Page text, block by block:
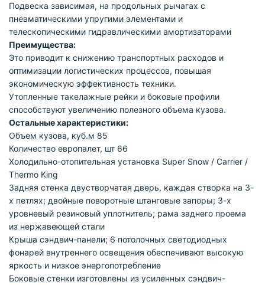
Подвеска зависимая, на продольных рычагах с
пневматическими упругими элементами и
телескопическими гидравлическими амортизаторами
Преимущества:
Это приводит к снижению транспортных расходов и
оптимизации логистических процессов, повышая
экономическую эффективность техники.
Утопленные такелажные рейки и боковые профили
способствуют увеличению полезного объема кузова.
Остальные характеристики:
Объем кузова, куб.м 85
Количество европалет, шт 66
Холодильно-отопительная установка Super Snow / Carrier /
Thermo King
Задняя стенка двустворчатая дверь, каждая створка на 3-
х петлях; двойные поворотные штанговые запоры; 3-х
уровневый резиновый уплотнитель; рама заднего проема
из нержавеющей стали
Крыша сэндвич-панели; 6 потолочных светодиодных
фонарей внутреннего освещения обеспечивают высокую
яркость и низкое энергопотребление
Боковые стенки изготовлены из усиленных сэндвич-